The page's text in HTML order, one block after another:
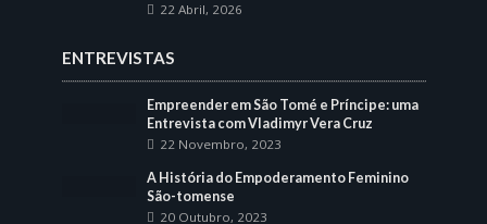
22 Abril, 2026
ENTREVISTAS
Empreender em São Tomé e Príncipe: uma
Entrevista com Vladimyr Vera Cruz
22 Novembro, 2023
A História do Empoderamento Feminino
São-tomense
20 Outubro, 2023